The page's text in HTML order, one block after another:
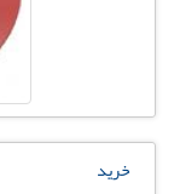
خرید